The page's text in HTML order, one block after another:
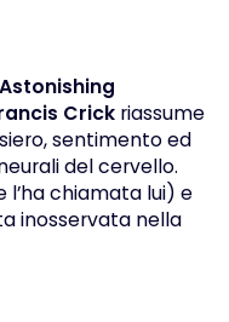
Crickriassume
sentimento ed
del cervello.
l’ha chiamata lui) e
inosservata nella